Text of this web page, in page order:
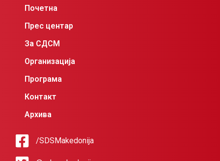
Почетна
Прес центар
За СДСМ
Организација
Програма
Контакт
Архива
/SDSMakedonija